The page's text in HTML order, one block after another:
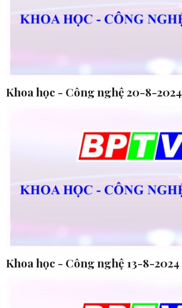
Khoa học - Công nghệ 20-8-2024
Khoa học - Công nghệ 13-8-2024